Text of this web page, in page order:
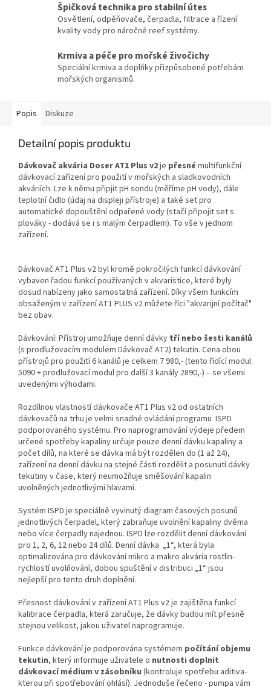
Špičková technika pro stabilní útes
Osvětlení, odpěňovače, čerpadla, filtrace a řízení
kvality vody pro náročné reef systémy.
Krmiva a péče pro mořské živočichy
Speciální krmiva a doplňky přizpůsobené potřebám
mořských organismů.
Popis Diskuze
Detailní popis produktu
Dávkovač akvária Doser AT1 Plus v2je přesné multifunkční
dávkovací zařízení pro použití v mořských a sladkovodních
akváriích. Lze k němu připjit pH sondu (měříme pH vody), dále
teplotní čidlo (údaj na displeji přístroje) a také set pro
automatické dopouštění odpařené vody (stačí připojit set s
plováky - dodává se i s malým čerpadlem). To vše v jednom
zařízení.
Dávkovač AT1 Plus v2 byl kromě pokročilých funkcí dávkování
vybaven řadou funkcí používaných v akvaristice, které byly
dosud nabízeny jako samostatná zařízení. Díky všem funkcím
obsaženým v zařízení AT1 PLUS v2 můžete říci "akvarijní počítač"
bez obav.
Dávkování: Přístroj umožňuje denní dávky tří nebo šesti kanálů
(s prodlužovacím modulem Dávkovač AT2) tekutin. Cena obou
přístrojů pro použití 6 kanálů je celkem 7 980,- (tento řídící modul
5090 + prodlužovací modul pro další 3 kanály 2890,-) - se všemi
uvedenými výhodami.
Rozdílnou vlastností dávkovače AT1 Plus v2 od ostatních
dávkovačů na trhu je velmi snadné ovládání programu ISPD
podporovaného systému. Pro naprogramování výdeje předem
určené spotřeby kapaliny určuje pouze denní dávku kapaliny a
počet dílů, na které se dávka má být rozdělen do (1 až 24),
zařízení na denní dávku na stejné části rozdělit a posunutí dávky
tekutiny v čase, který neumožňuje směšování kapalin
uvolněných jednotlivými hlavami.
Systém ISPD je speciálně vyvinutý diagram časových posunů
jednotlivých čerpadel, který zabraňuje uvolnění kapaliny dvěma
nebo více čerpadly najednou. ISPD lze rozdělit denní dávkování
pro 1, 2, 6, 12 nebo 24 dílů. Denní dávka „1“, která byla
optimalizována pro dávkování mikro a makro akvária rostlin-
rychlostí uvolňování, dobou spuštění v distribuci „1“ jsou
nejlepší pro tento druh doplnění.
Přesnost dávkování v zařízení AT1 Plus v2 je zajištěna funkcí
kalibrace čerpadla, která zaručuje, že dávky budou mít přesně
stejnou velikost, jakou uživatel naprogramuje.
Funkce dávkování je podporována systémem počítání objemu
tekutin, který informuje uživatele o nutnosti doplnit
dávkovací médium v zásobníku (kontroluje spotřebu aditiva-
kterou při spotřebování ohlásí). Jednoduše řečeno - pumpa vám